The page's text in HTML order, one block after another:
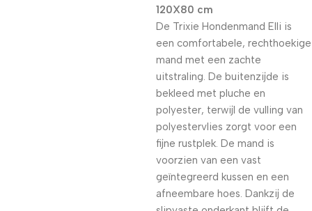
120X80 cm
De Trixie Hondenmand Elli is
een comfortabele, rechthoekige
mand met een zachte
uitstraling. De buitenzijde is
bekleed met pluche en
polyester, terwijl de vulling van
polyestervlies zorgt voor een
fijne rustplek. De mand is
voorzien van een vast
geïntegreerd kussen en een
afneembare hoes. Dankzij de